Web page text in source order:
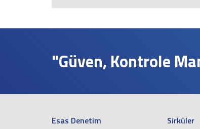
"Güven, Kontrole
Esas Denetim Sirküler